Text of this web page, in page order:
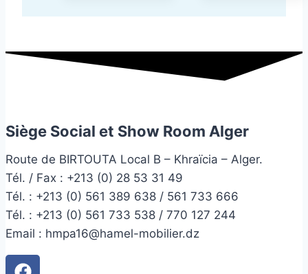
Siège Social et Show Room Alger
Route de BIRTOUTA Local B – Khraïcia – Alger.
Tél. / Fax : +213 (0) 28 53 31 49
Tél. : +213 (0) 561 389 638 / 561 733 666
Tél. : +213 (0) 561 733 538 / 770 127 244
Email : hmpa16@hamel-mobilier.dz